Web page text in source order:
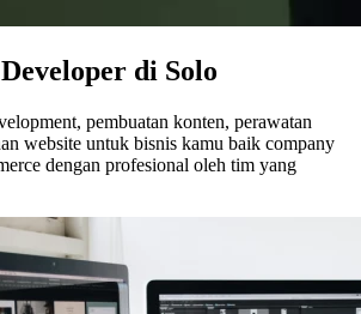
di Solo
pembuatan konten, perawatan
website untuk bisnis kamu baik company
dengan profesional oleh tim yang